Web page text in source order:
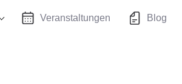
Veranstaltungen Blog